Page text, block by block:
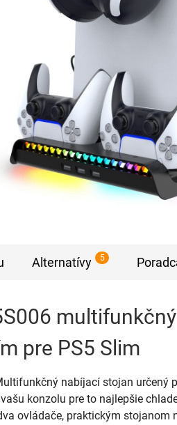
Alternatívy 5
pre PS5 Slim
nabíjací stojan určený
konzolu pre to najlepšie
ovládače, praktickým stojanom